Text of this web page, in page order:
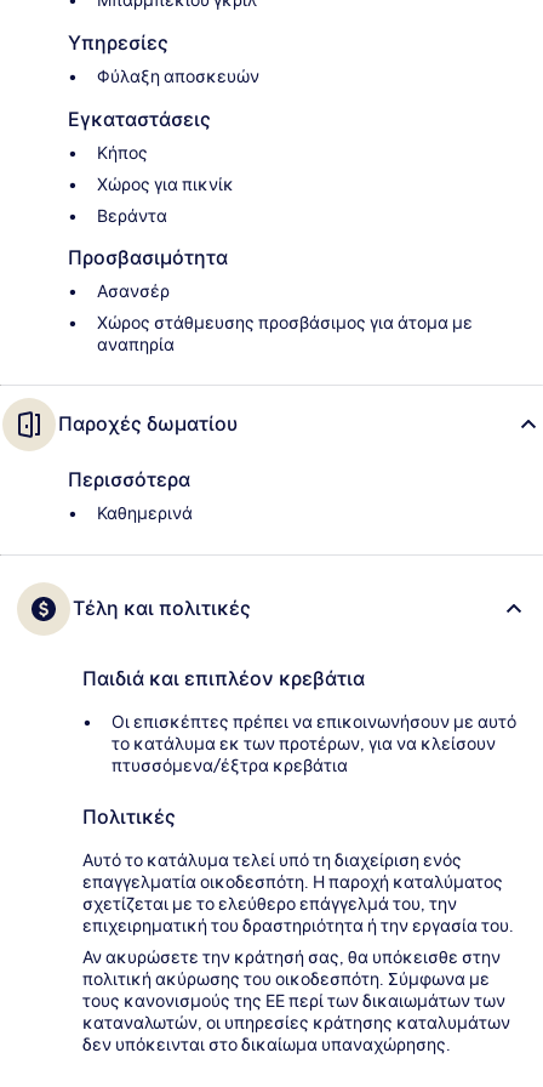
Υπηρεσίες
Φύλαξη αποσκευών
Εγκαταστάσεις
Κήπος
Χώρος για πικνίκ
Βεράντα
Προσβασιμότητα
Ασανσέρ
Χώρος στάθμευσης προσβάσιμος για άτομα με
αναπηρία
Παροχές δωματίου
Περισσότερα
Καθημερινά
Τέλη και πολιτικές
Παιδιά και επιπλέον κρεβάτια
Οι επισκέπτες πρέπει να επικοινωνήσουν με αυτό
το κατάλυμα εκ των προτέρων, για να κλείσουν
πτυσσόμενα/έξτρα κρεβάτια
Πολιτικές
Αυτό το κατάλυμα τελεί υπό τη διαχείριση ενός
επαγγελματία οικοδεσπότη. Η παροχή καταλύματος
σχετίζεται με το ελεύθερο επάγγελμά του, την
επιχειρηματική του δραστηριότητα ή την εργασία του.
Αν ακυρώσετε την κράτησή σας, θα υπόκεισθε στην
πολιτική ακύρωσης του οικοδεσπότη. Σύμφωνα με
τους κανονισμούς της ΕΕ περί των δικαιωμάτων των
καταναλωτών, οι υπηρεσίες κράτησης καταλυμάτων
δεν υπόκεινται στο δικαίωμα υπαναχώρησης.